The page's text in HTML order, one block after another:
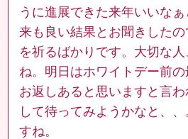
うに進展できた来年いいな
来も良い結果とお聞きした
を祈るばかりです。大切な
ね。明日はホワイトデー前の
お返しあると思いますと言
して待ってみようかなと、
すね。